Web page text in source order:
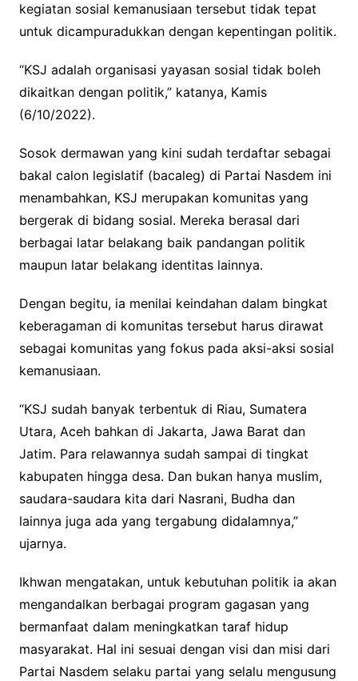
kegiatan sosial kemanusiaan tersebut tidak tepat
untuk dicampuradukkan dengan kepentingan politik.
“KSJ adalah organisasi yayasan sosial tidak boleh
dikaitkan dengan politik,” katanya, Kamis
(6/10/2022).
Sosok dermawan yang kini sudah terdaftar sebagai
bakal calon legislatif (bacaleg) di Partai Nasdem ini
menambahkan, KSJ merupakan komunitas yang
bergerak di bidang sosial. Mereka berasal dari
berbagai latar belakang baik pandangan politik
maupun latar belakang identitas lainnya.
Dengan begitu, ia menilai keindahan dalam bingkat
keberagaman di komunitas tersebut harus dirawat
sebagai komunitas yang fokus pada aksi-aksi sosial
kemanusiaan.
“KSJ sudah banyak terbentuk di Riau, Sumatera
Utara, Aceh bahkan di Jakarta, Jawa Barat dan
Jatim. Para relawannya sudah sampai di tingkat
kabupaten hingga desa. Dan bukan hanya muslim,
saudara-saudara kita dari Nasrani, Budha dan
lainnya juga ada yang tergabung didalamnya,”
ujarnya.
Ikhwan mengatakan, untuk kebutuhan politik ia akan
mengandalkan berbagai program gagasan yang
bermanfaat dalam meningkatkan taraf hidup
masyarakat. Hal ini sesuai dengan visi dan misi dari
Partai Nasdem selaku partai yang selalu mengusung